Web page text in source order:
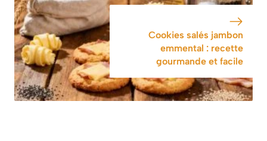
Cookies salés jambon
emmental : recette
gourmande et facile